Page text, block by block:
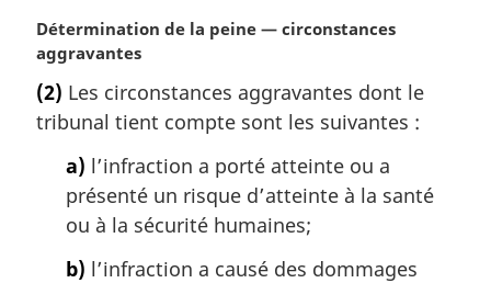
N
o
e
m
Détermination de la peine — circonstances
aggravantes
(2) Les circonstances aggravantes dont le
tribunal tient compte sont les suivantes :
a) l’infraction a porté atteinte ou a
présenté un risque d’atteinte à la santé
ou à la sécurité humaines;
b) l’infraction a causé des dommages